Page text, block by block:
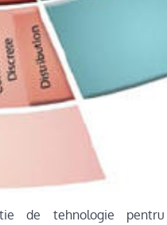
de tehnologie pentru